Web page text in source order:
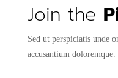
Join the
Sed ut perspiciatis unde
accusantium doloremque.